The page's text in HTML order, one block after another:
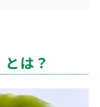
は？